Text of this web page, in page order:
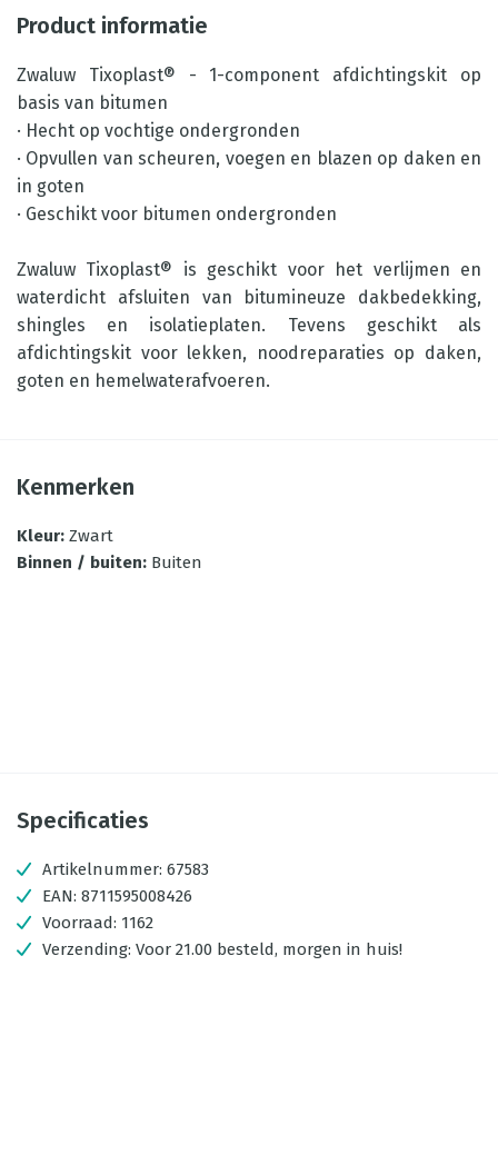
Product informatie
Zwaluw Tixoplast® - 1-component afdichtingskit op
basis van bitumen
· Hecht op vochtige ondergronden
· Opvullen van scheuren, voegen en blazen op daken en
in goten
· Geschikt voor bitumen ondergronden
Zwaluw Tixoplast® is geschikt voor het verlijmen en
waterdicht afsluiten van bitumineuze dakbedekking,
shingles en isolatieplaten. Tevens geschikt als
afdichtingskit voor lekken, noodreparaties op daken,
goten en hemelwaterafvoeren.
Kenmerken
Kleur: Zwart
Binnen / buiten: Buiten
Specificaties
Artikelnummer: 67583
EAN: 8711595008426
Voorraad: 1162
Verzending: Voor 21.00 besteld, morgen in huis!